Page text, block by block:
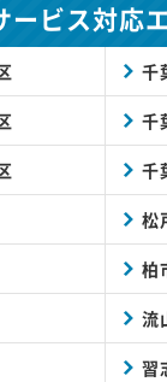
ービス対応
千
千
千
松
柏
流
習